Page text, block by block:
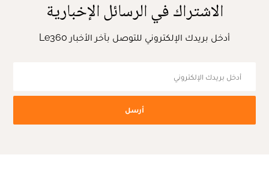
الاشتراك في الرسائل الإخبارية
أدخل بريدك الإلكتروني للتوصل بآخر الأخبار Le360
أرسل